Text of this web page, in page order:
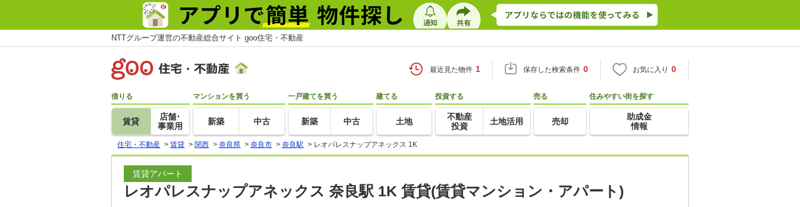
NTTグループ運営の不動産総合サイト goo住宅・不動産
最近見た物件 1 保存した検索条件 0 お気に入り 0
借りる
賃貸
店舗･
事業用
マンションを買う
新築 中古
一戸建てを買う
新築 中古
建てる
土地
投資する
不動産
投資
土地活用
売る
売却
住みやすい街を探す
助成金
情報
住宅・不動産 > 賃貸 > 関西 > 奈良県 > 奈良市 > 奈良駅 > レオパレスナップアネックス 1K
賃貸アパート
レオパレスナップアネックス 奈良駅 1K 賃貸(賃貸マンション・アパート)